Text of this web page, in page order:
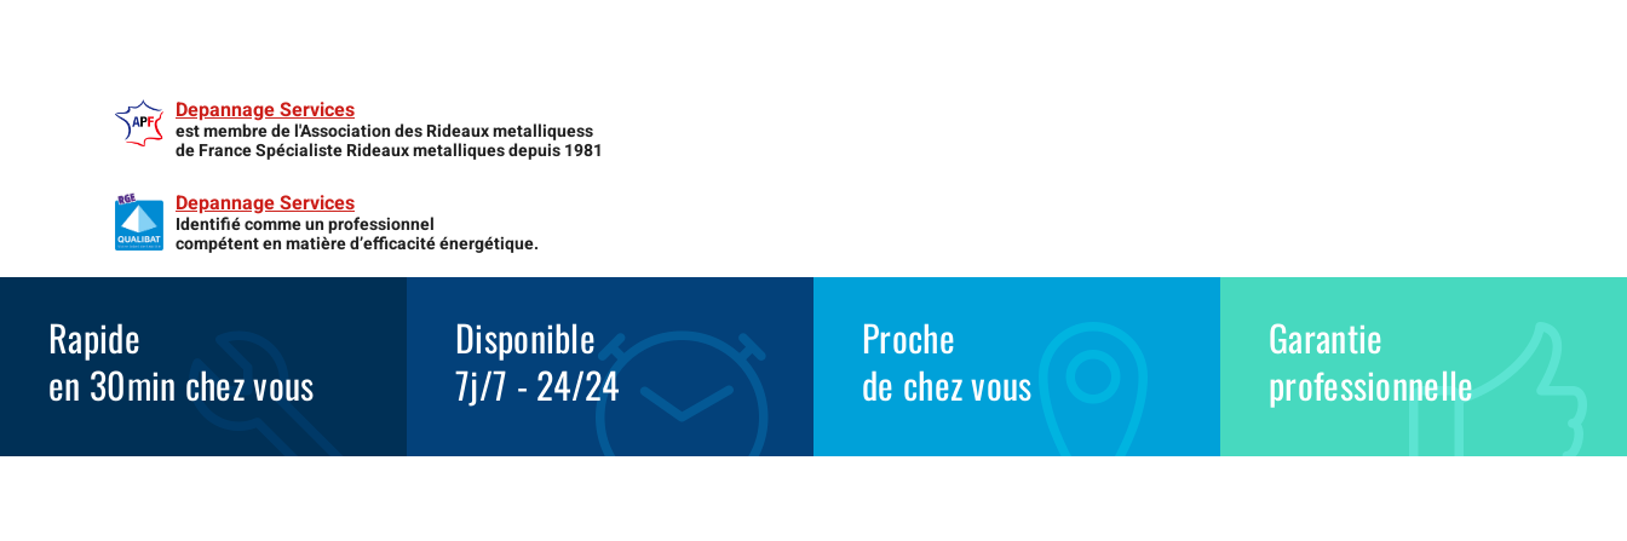
Depannage Services
est membre de l'Association des Rideaux metalliquess
de France Spécialiste Rideaux metalliques depuis 1981
Depannage Services
Identifié comme un professionnel
compétent en matière d’efficacité énergétique.
Rapide
en 30min chez vous
Disponible
7j/7 - 24/24
Proche
de chez vous
Garantie
professionnelle